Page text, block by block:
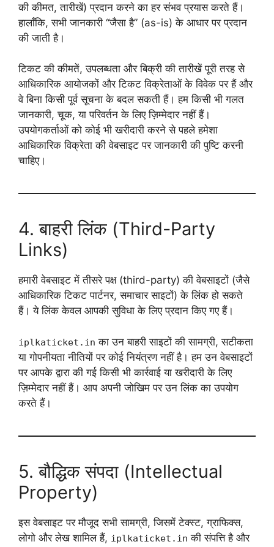
की कीमत, तारीखें) प्रदान करने का हर संभव प्रयास करते हैं।
हालाँकि, सभी जानकारी “जैसा है” (as-is) के आधार पर प्रदान
की जाती है।
टिकट की कीमतें, उपलब्धता और बिक्री की तारीखें पूरी तरह से
आधिकारिक आयोजकों और टिकट विक्रेताओं के विवेक पर हैं और
वे बिना किसी पूर्व सूचना के बदल सकती हैं। हम किसी भी गलत
जानकारी, चूक, या परिवर्तन के लिए ज़िम्मेदार नहीं हैं।
उपयोगकर्ताओं को कोई भी खरीदारी करने से पहले हमेशा
आधिकारिक विक्रेता की वेबसाइट पर जानकारी की पुष्टि करनी
चाहिए।
4. बाहरी लिंक (Third-Party
Links)
हमारी वेबसाइट में तीसरे पक्ष (third-party) की वेबसाइटों (जैसे
आधिकारिक टिकट पार्टनर, समाचार साइटों) के लिंक हो सकते
हैं। ये लिंक केवल आपकी सुविधा के लिए प्रदान किए गए हैं।
iplkaticket.in का उन बाहरी साइटों की सामग्री, सटीकता
या गोपनीयता नीतियों पर कोई नियंत्रण नहीं है। हम उन वेबसाइटों
पर आपके द्वारा की गई किसी भी कार्रवाई या खरीदारी के लिए
ज़िम्मेदार नहीं हैं। आप अपनी जोखिम पर उन लिंक का उपयोग
करते हैं।
5. बौद्धिक संपदा (Intellectual
Property)
इस वेबसाइट पर मौजूद सभी सामग्री, जिसमें टेक्स्ट, ग्राफिक्स,
लोगो और लेख शामिल हैं, iplkaticket.in की संपत्ति है और